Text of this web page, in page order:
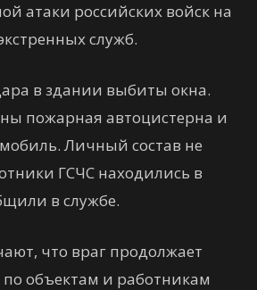
атаки российских войск на
служб.
в здании выбиты окна.
пожарная автоцистерна и
Личный состав не
ГСЧС находились в
в службе.
что враг продолжает
объектам и работникам